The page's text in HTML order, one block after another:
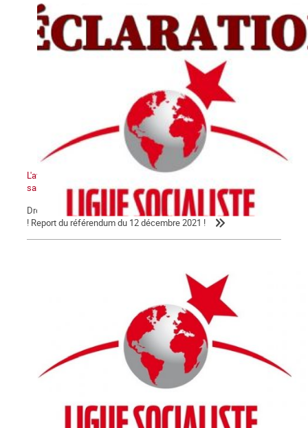
L'avenir de la Kanaky-Nouvelle-Calédonie ne peut pas se faire
sans le peuple kanak !
Droit au peuple kanak à disposer de lui-même et à l'indépendance
! Report du référendum du 12 décembre 2021 !